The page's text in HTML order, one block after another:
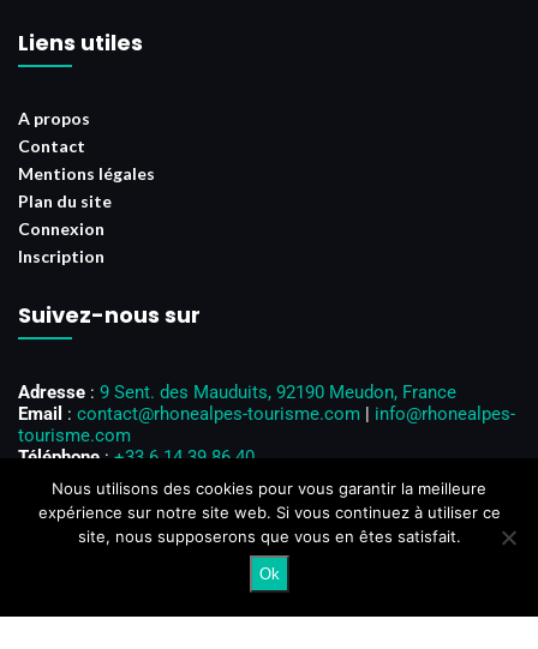
Liens utiles
A propos
Contact
Mentions légales
Plan du site
Connexion
Inscription
Suivez-nous sur
Adresse : 9 Sent. des Mauduits, 92190 Meudon, France
Email : contact@rhonealpes-tourisme.com
info@rhonealpes-
tourisme.com
Téléphone : +33 6 14 39 86 40
Horaires d’ouverture
: Du lundi au vendredi, de 8h00 à 18h00
Nous utilisons des cookies pour vous garantir la meilleure
expérience sur notre site web. Si vous continuez à utiliser ce
site, nous supposerons que vous en êtes satisfait.
Ok